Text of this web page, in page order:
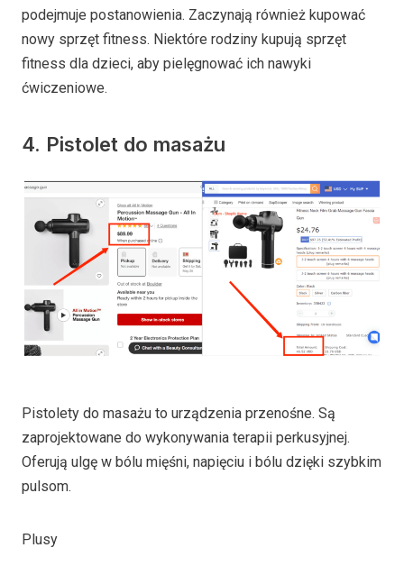
podejmuje postanowienia. Zaczynają również kupować
nowy sprzęt fitness. Niektóre rodziny kupują sprzęt
fitness dla dzieci, aby pielęgnować ich nawyki
ćwiczeniowe.
4. Pistolet do masażu
Pistolety do masażu to urządzenia przenośne. Są
zaprojektowane do wykonywania terapii perkusyjnej.
Oferują ulgę w bólu mięśni, napięciu i bólu dzięki szybkim
pulsom.
Plusy